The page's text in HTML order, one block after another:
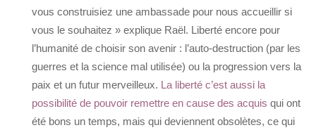
vous construisiez une ambassade pour nous accueillir si
vous le souhaitez » explique Raël. Liberté encore pour
l’humanité de choisir son avenir : l’auto-destruction (par les
guerres et la science mal utilisée) ou la progression vers la
paix et un futur merveilleux. La liberté c’est aussi la
possibilité de pouvoir remettre en cause des acquis qui ont
été bons un temps, mais qui deviennent obsolètes, ce qui